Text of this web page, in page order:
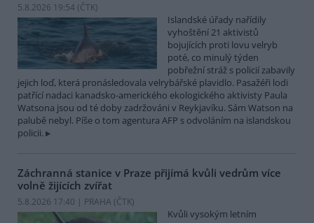
5.8.2026 19:54 (ČTK)
Islandské úřady nařídily
vyhoštění 21 aktivistů
bojujících proti lovu velryb
poté, co minulý týden
pobřežní stráž s policií zabavily
jejich loď, která pronásledovala velrybářské plavidlo. Pasažéři lodi
patřící nadaci kanadsko-amerického ekologického aktivisty Paula
Watsona jsou od té doby zadržováni v Reykjavíku. Sám Watson na
palubě nebyl. Píše o tom agentura AFP s odvoláním na islandskou
policii.
Záchranná stanice v Praze přijímá kvůli vedrům více
volně žijících zvířat
5.8.2026 17:40 | PRAHA (ČTK)
Kvůli vysokým letním